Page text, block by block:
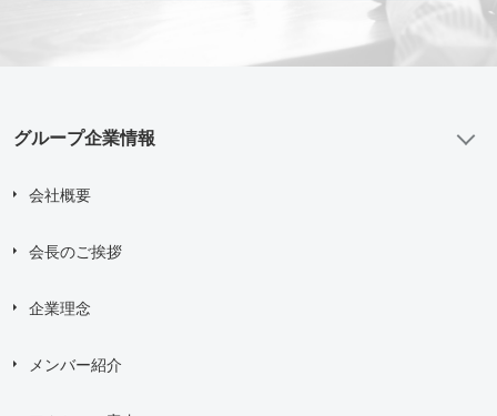
グループ企業情報
会社概要
会長のご挨拶
企業理念
メンバー紹介